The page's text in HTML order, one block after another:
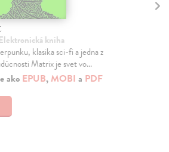
plné gule
kniha
matrixovej trilógie. Mladá a
prostitútka pomenovaná podľ...
ako EPUB, MOBI a PDF